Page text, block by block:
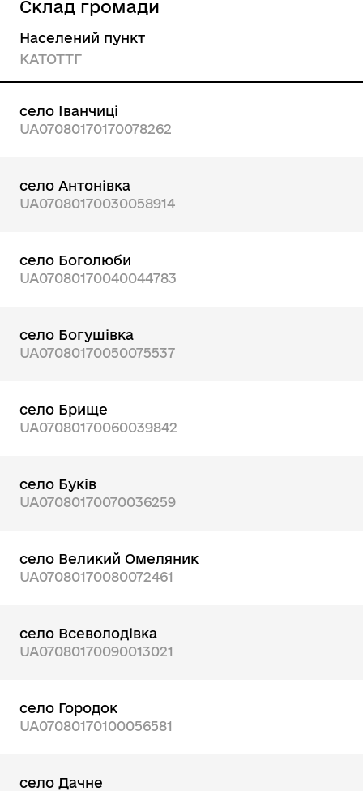
Склад громади
Населений пункт
КАТОТТГ
село Іванчиці
UA07080170170078262
село Антонівка
UA07080170030058914
село Боголюби
UA07080170040044783
село Богушівка
UA07080170050075537
село Брище
UA07080170060039842
село Буків
UA07080170070036259
село Великий Омеляник
UA07080170080072461
село Всеволодівка
UA07080170090013021
село Городок
UA07080170100056581
село Дачне